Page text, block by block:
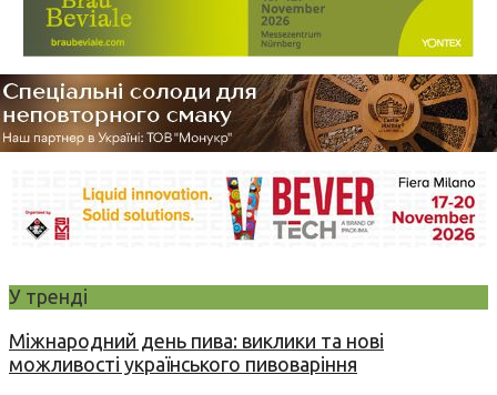
У тренді
Міжнародний день пива: виклики та нові
можливості українського пивоваріння